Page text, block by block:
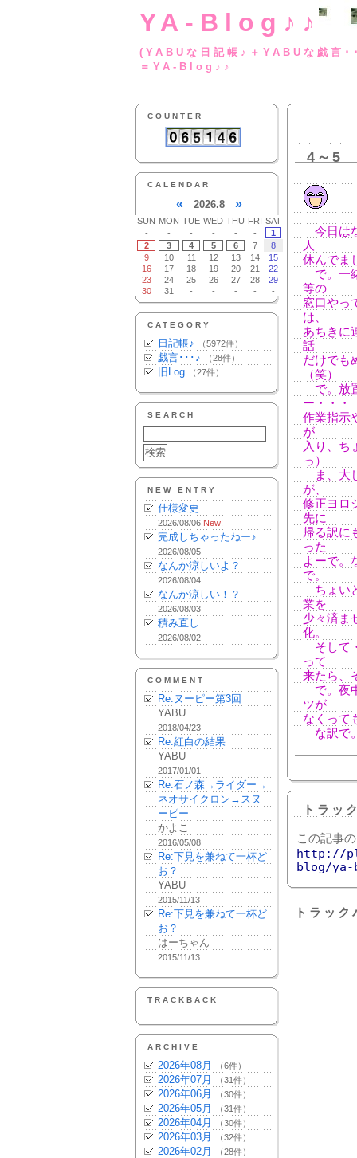
YA-Blog♪♪
(YABUな日記帳♪
＝YA-Blog♪♪
COUNTER
CALENDAR
« 2026.8 »
SUN MON TUE WED THU FRI SAT
-
- - - - -
1
2
3 4 5 6 7
8
9
10 11 12 13 14
15
16
17 18 19 20 21
22
23
24 25 26 27 28
29
30
31 - - - - -
CATEGORY
日記帳♪ （5972件）
戯言･･･♪ （28件）
旧Log （27件）
SEARCH
NEW ENTRY
仕様変更
2026/08/06 New!
完成しちゃったねー♪
2026/08/05
なんか涼しいよ？
2026/08/04
なんか涼しい！？
2026/08/03
積み直し
2026/08/02
COMMENT
Re:ヌーピー第3回
YABU
2018/04/23
Re:紅白の結果
YABU
2017/01/01
Re:石ノ森→ライダー→
ネオサイクロン→スヌ
ーピー
かよこ
2016/05/08
Re:下見を兼ねて一杯ど
お？
YABU
2015/11/13
Re:下見を兼ねて一杯ど
お？
はーちゃん
2015/11/13
TRACKBACK
ARCHIVE
2026年08月 （6件）
2026年07月 （31件）
2026年06月 （30件）
2026年05月 （31件）
2026年04月 （30件）
2026年03月 （32件）
2026年02月 （28件）
4～5
今日は
人
休んでま
で。一
等の
窓口やっ
は、
あちきに
話
だけでも
（笑）
で。放
ー・・・
作業指示
が
入り、ち
っ）
ま、大
が、
修正ヨロ
先に
帰る訳に
った
よーで。
で。
ちょい
業を
少々済ま
化。
そして
って
来たら、
で。夜
ツが
なくって
な訳で
トラッ
この記事
http://
blog/ya-
トラッ